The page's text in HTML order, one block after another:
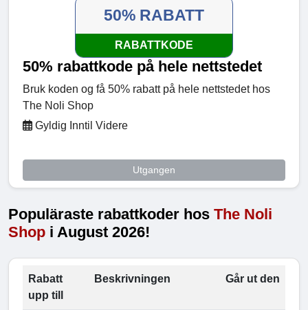
50% RABATT
RABATTKODE
50% rabattkode på hele nettstedet
Bruk koden og få 50% rabatt på hele nettstedet hos
The Noli Shop
Gyldig Inntil Videre
Utgangen
Populäraste rabattkoder hos The Noli
Shop i August 2026!
Rabatt
upp till
Beskrivningen Går ut den